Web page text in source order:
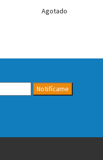
Agotado
Notifícame